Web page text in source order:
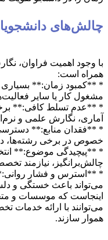
چالش‌های
با وجود اهمیت فراوان،
همراه است:
* **کمبود زمان:** بسیاری
مشغول کار یا سایر
* **عدم تسلط کافی:**
آماری، نگارش علمی و
* **فقدان منابع:** دسترسی
خصوص در برخی رشته‌ها،
* **پیچیدگی موضوع:**
چالش‌برانگیز، نیازمند
* **استرس و فشار روانی:**
می‌تواند باعث خستگی و
اینجاست که موسسات و
می‌توانند با ارائه خدمات
هموار سازند.